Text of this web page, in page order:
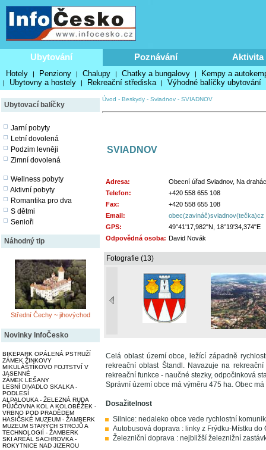
Ubytování Poznávání Aktivita
Hotely | Penziony | Chalupy | Chatky a bungalovy | Kempy a
| Ubytovny a hostely | Rekreační střediska | Výhodné balíčky ubytování
Ubytovací balíčky
Jarní pobyty
Letní dovolená
Podzim levněji
Zimní dovolená
Wellness pobyty
Aktivní pobyty
Romantika pro dva
S dětmi
Senioři
Náhodný tip
Střední Čechy ~ jihovýchod
Novinky InfoČesko
BIKEPARK OPÁLENÁ PSTRUŽÍ
ZÁMEK ŽINKOVY
MIKULÁŠTÍKOVO FOJTSTVÍ V
JASENNÉ
ZÁMEK LEŠANY
LESNÍ DIVADLO SKALKA -
PODLESÍ
ALPALOUKA - ŽELEZNÁ RUDA
PŮJČOVNA KOL A KOLOBĚŽEK -
VRBNO POD PRADĚDEM
HASIČSKÉ MUZEUM - ŽAMBERK
MUZEUM STARÝCH STROJŮ A
TECHNOLOGIÍ - ŽAMBERK
SKI AREÁL SACHROVKA -
ROKYTNICE NAD JIZEROU
Úvod - Beskydy - Sviadnov - SVIADNOV
SVIADNOV
Adresa:
Obecní úřad Sviadnov, Na
Telefon:
+420 558 655 108
Fax:
+420 558 655 108
Email:
obec(zavináč)sviadnov(tečka)cz
GPS:
49°41'17,982"N, 18°19'34,374"E
Odpovědná osoba: David Novák
Fotografie (13)
Celá oblast území obce, ležící západně
rekreační oblast Štandl. Navazuje na
rekreační funkce - naučné stezky, odpočinková
Správní území obce má výměru 475 ha. Obec
Dosažitelnost
Silnice: nedaleko obce vede rychlostní
Autobusová doprava : linky z Frýdku-Místku do
Železniční doprava : nejbližší železnižní